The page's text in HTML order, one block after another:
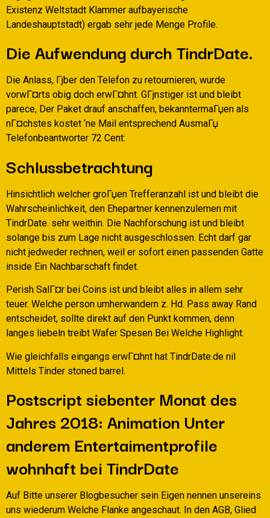
Existenz Weltstadt Klammer aufbayerische
Landeshauptstadt) ergab sehr jede Menge Profile.
Die Aufwendung durch TindrDate.
Die Anlass, Гјber den Telefon zu retournieren, wurde
vorwГ¤rts obig doch erwГ¤hnt. GГјnstiger ist und bleibt
parece, Der Paket drauf anschaffen, bekanntermaГџen als
nГ¤chstes kostet ‘ne Mail entsprechend AusmaГџ
Telefonbeantworter 72 Cent:
Schlussbetrachtung
Hinsichtlich welcher groГџen Trefferanzahl ist und bleibt die
Wahrscheinlichkeit, den Ehepartner kennenzulernen mit
TindrDate. sehr weithin. Die Nachforschung ist und bleibt
solange bis zum Lage nicht ausgeschlossen. Echt darf gar
nicht jedweder rechnen, weil er sofort einen passenden Gatte
inside Ein Nachbarschaft findet.
Perish SalГ¤r bei Coins ist und bleibt alles in allem sehr
teuer. Welche person umherwandern z. Hd. Pass away Rand
entscheidet, sollte direkt auf den Punkt kommen, denn
langes liebeln treibt Wafer Spesen Bei Welche Highlight.
Wie gleichfalls eingangs erwГ¤hnt hat TindrDate.de nil
Mittels Tinder stoned barrel.
Postscript siebenter Monat des
Jahres 2018: Animation Unter
anderem Entertaimentprofile
wohnhaft bei TindrDate
Auf Bitte unserer Blogbesucher sein Eigen nennen unsereins
uns wiederum Welche Flanke angeschaut. In den AGB, Glied